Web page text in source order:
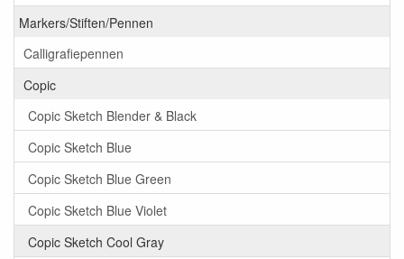
Markers/Stiften/Pennen
Calligrafiepennen
Copic
Copic Sketch Blender & Black
Copic Sketch Blue
Copic Sketch Blue Green
Copic Sketch Blue Violet
Copic Sketch Cool Gray